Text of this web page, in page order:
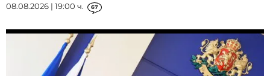
08.08.2026 | 19:00 ч. 67